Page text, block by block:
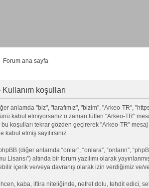
Forum ana sayfa
koşulları
anlamda "biz", "tarafımız", "bizim", "Arkeo-TR",
kabul etmiyorsanız o zaman lütfen "Arkeo-TR"
koşulları tekrar gözden geçirerek "Arkeo-TR"
kabul etmiş sayılırsınız.
(diğer anlamda “onlar”, “onlara”, “onların”,
Lisansı”) altında bir forum yazılımı olarak
içerik ve/veya davranış olarak izin verdiğimiz ve/
kaba, iftira niteliğinde, nefret dolu, tehdit edici,